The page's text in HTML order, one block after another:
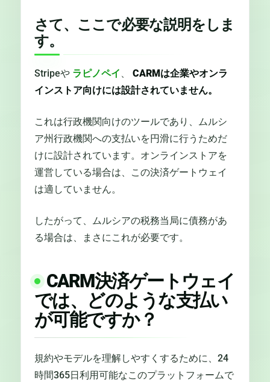
さて、ここで必要な説明をしま
す。
Stripeや ラピノペイ 、 CARMは企業やオンラ
インストア向けには設計されていません。
これは行政機関向けのツールであり、ムルシ
ア州行政機関への支払いを円滑に行うためだ
けに設計されています。オンラインストアを
運営している場合は、この決済ゲートウェイ
は適していません。
したがって、ムルシアの税務当局に債務があ
る場合は、まさにこれが必要です。
CARM決済ゲートウェイ
では、どのような支払い
が可能ですか？
規約やモデルを理解しやすくするために、24
時間365日利用可能なこのプラットフォームで